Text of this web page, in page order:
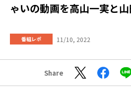
ゃいの動画を高山一実と
番組レポ 11/10, 2022
Share